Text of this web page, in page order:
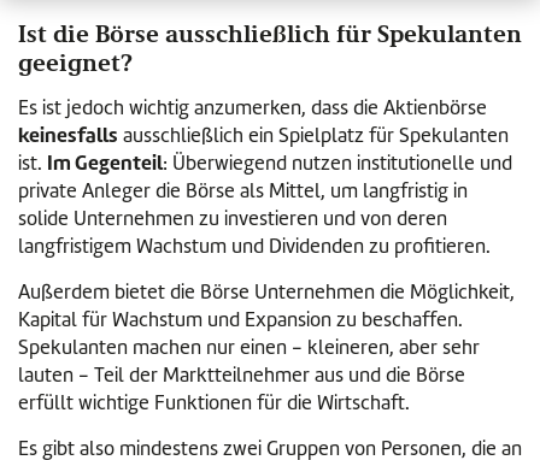
Ist die Börse ausschließlich für Spekulanten
geeignet?
Es ist jedoch wichtig anzumerken, dass die Aktienbörse
keinesfalls ausschließlich ein Spielplatz für Spekulanten
ist. Im Gegenteil: Überwiegend nutzen institutionelle und
private Anleger die Börse als Mittel, um langfristig in
solide Unternehmen zu investieren und von deren
langfristigem Wachstum und Dividenden zu profitieren.
Außerdem bietet die Börse Unternehmen die Möglichkeit,
Kapital für Wachstum und Expansion zu beschaffen.
Spekulanten machen nur einen - kleineren, aber sehr
lauten - Teil der Marktteilnehmer aus und die Börse
erfüllt wichtige Funktionen für die Wirtschaft.
Es gibt also mindestens zwei Gruppen von Personen, die an